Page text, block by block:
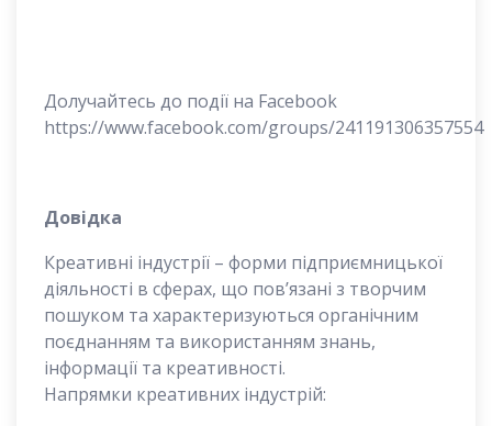
Долучайтесь до події на Facebook
https://www.facebook.com/groups/241191306357554
Довідка
Креативні індустрії – форми підприємницької
діяльності в сферах, що пов’язані з творчим
пошуком та характеризуються органічним
поєднанням та використанням знань,
інформації та креативності.
Напрямки креативних індустрій: